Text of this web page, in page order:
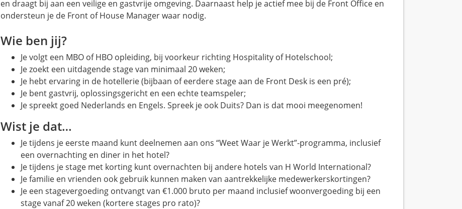
en draagt bij aan een veilige en gastvrije omgeving. Daarnaast help je actief mee bij de Front Office en
ondersteun je de Front of House Manager waar nodig.
Wie ben jij?
Je volgt een MBO of HBO opleiding, bij voorkeur richting Hospitality of Hotelschool;
Je zoekt een uitdagende stage van minimaal 20 weken;
Je hebt ervaring in de hotellerie (bijbaan of eerdere stage aan de Front Desk is een pré);
Je bent gastvrij, oplossingsgericht en een echte teamspeler;
Je spreekt goed Nederlands en Engels. Spreek je ook Duits? Dan is dat mooi meegenomen!
Wist je dat…
Je tijdens je eerste maand kunt deelnemen aan ons “Weet Waar je Werkt”-programma, inclusief
een overnachting en diner in het hotel?
Je tijdens je stage met korting kunt overnachten bij andere hotels van H World International?
Je familie en vrienden ook gebruik kunnen maken van aantrekkelijke medewerkerskortingen?
Je een stagevergoeding ontvangt van €1.000 bruto per maand inclusief woonvergoeding bij een
stage vanaf 20 weken (kortere stages pro rato)?